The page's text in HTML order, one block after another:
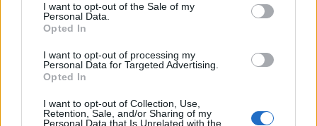
I want to opt-out of the Sale of my
Personal Data.
Opted In
I want to opt-out of processing my
Personal Data for Targeted Advertising.
Opted In
I want to opt-out of Collection, Use,
Retention, Sale, and/or Sharing of my
Personal Data that Is Unrelated with the